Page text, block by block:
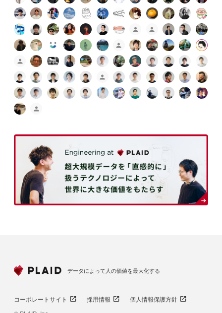
データによって人の価値を最大化する
コーポレートサイト 採用情報
個人情報保護方針